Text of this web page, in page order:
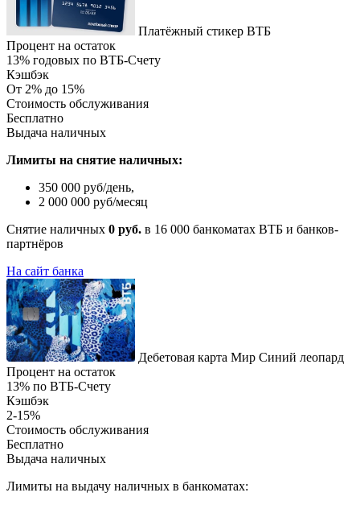
Платёжный стикер ВТБ
Процент на остаток
13% годовых по ВТБ-Счету
Кэшбэк
От 2% до 15%
Стоимость обслуживания
Бесплатно
Выдача наличных
Лимиты на снятие наличных:
350 000 руб/день,
2 000 000 руб/месяц
Снятие наличных 0 руб. в 16 000 банкоматах ВТБ и банков-
партнёров
На сайт банка
Дебетовая карта Мир Синий леопард
Процент на остаток
13% по ВТБ-Счету
Кэшбэк
2-15%
Стоимость обслуживания
Бесплатно
Выдача наличных
Лимиты на выдачу наличных в банкоматах: